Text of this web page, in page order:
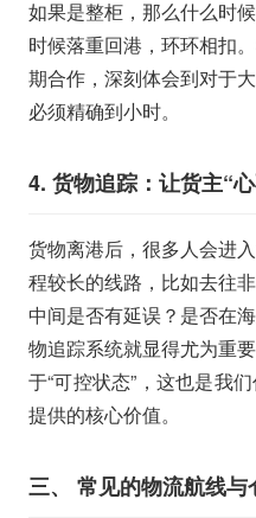
如果是整柜，那么什么时
时候落重回港，环环相扣
期合作，深刻体会到对于
必须精确到小时。
4. 货物追踪：让货主“
货物离港后，很多人会进
程较长的线路，比如去往
中间是否有延误？是否在
物追踪系统就显得尤为重
于“可控状态”，这也是我
提供的核心价值。
三、 常见的物流航线与